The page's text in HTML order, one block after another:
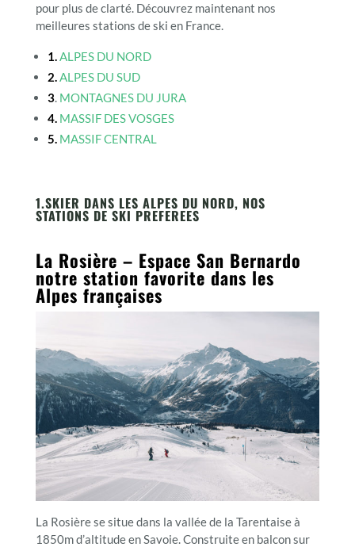
pour plus de clarté. Découvrez maintenant nos
meilleures stations de ski en France.
1.ALPES DU NORD
2.ALPES DU SUD
3. MONTAGNES DU JURA
4.MASSIF DES VOSGES
5. MASSIF CENTRAL
1.SKIER DANS LES ALPES DU NORD, NOS
STATIONS DE SKI PREFEREES
La Rosière – Espace San Bernardo
notre station favorite dans les
Alpes françaises
La Rosière se situe dans la vallée de la Tarentaise à
1850m d’altitude en Savoie. Construite en balcon sur